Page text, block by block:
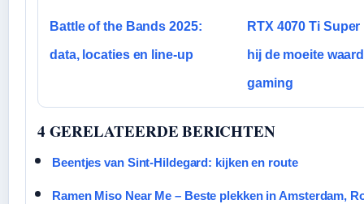
Battle of the Bands 2025:
data, locaties en line-up
RTX 4070 Ti
hij de moeite
gaming
4 GERELATEERDE BERICHTEN
Beentjes van Sint-Hildegard: kijken en route
Ramen Miso Near Me – Beste plekken in Amsterdam,